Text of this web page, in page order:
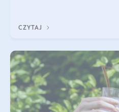
CZYTAJ